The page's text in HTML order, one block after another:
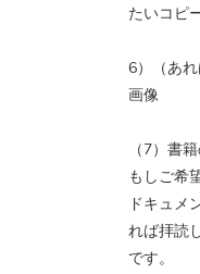
たいコピ
6）（あ
画像
（7）書
もしご希
ドキュメ
れば拝読
です。